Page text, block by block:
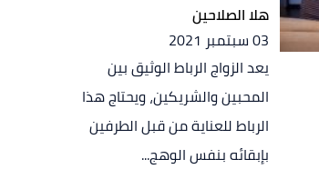
هلا الصلاحين
03 سبتمبر 2021
يعد الزواج الرباط الوثيق بين
المحبين والشريكين، ويحتاج هذا
الرباط للعناية من قبل الطرفين
بإبقائه بنفس الوهج...